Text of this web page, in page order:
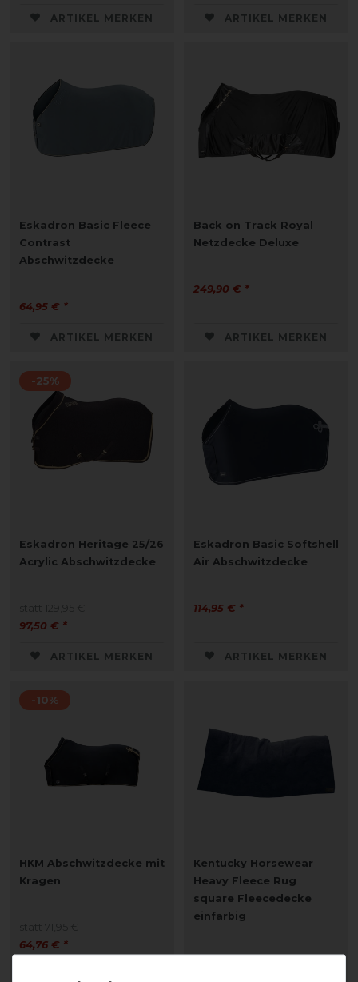
ARTIKEL MERKEN ARTIKEL MERKEN
Eskadron Basic Fleece
Contrast
Abschwitzdecke
64,95 € *
ARTIKEL MERKEN
Back on Track Royal
Netzdecke Deluxe
249,90 € *
ARTIKEL MERKEN
-25%
Eskadron Heritage 25/26
Acrylic Abschwitzdecke
97,50 € *
ARTIKEL MERKEN
Eskadron Basic Softshell
Air Abschwitzdecke
114,95 € *
ARTIKEL MERKEN
-10%
HKM Abschwitzdecke mit
Kragen
64,76 € *
Kentucky Horsewear
Heavy Fleece Rug
square Fleecedecke
einfarbig